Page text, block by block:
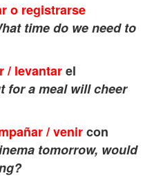
o registrarse
time do we need to
/ levantarel
for a meal will cheer
/ venircon
tomorrow, would